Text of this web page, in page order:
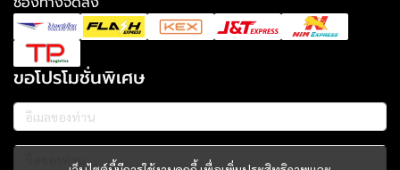
ขอโปรโมชั่นพิเศษ